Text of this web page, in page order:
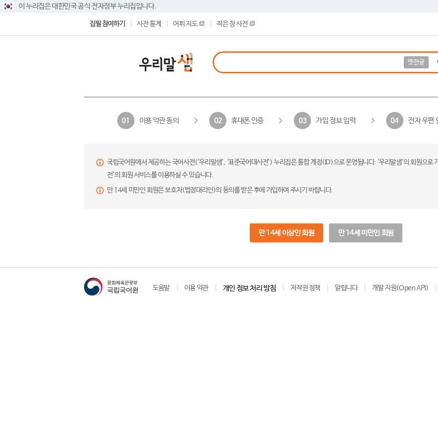
이 누리집은 대한민국 공식 전자정부 누리집입니다.
집필 참여하기 사전 통계 어휘 지도 작은 창 사전
옛한글
01 이용 약관 동의 02 휴대폰 인증 03 가입 정보 입력 04 전자 우편
국립국어원에서 제공하는 국어사전(‘우리말샘’, ‘표준국어대사전’) 누리집은 통합 계정(ID)으로 운영됩니다. ‘우리말샘’의 회원으
전’의 회원 서비스를 이용하실 수 있습니다.
만 14세 미만인 회원은 보호자(법정대리인)의 동의를 받은 후에 가입하여 주시기 바랍니다.
만 14세 이상인 회원 만 14세 미만인 회원
도움말 이용 약관 개인 정보 처리 방침 저작권 정책 알립니다 개발 지원(Open API)